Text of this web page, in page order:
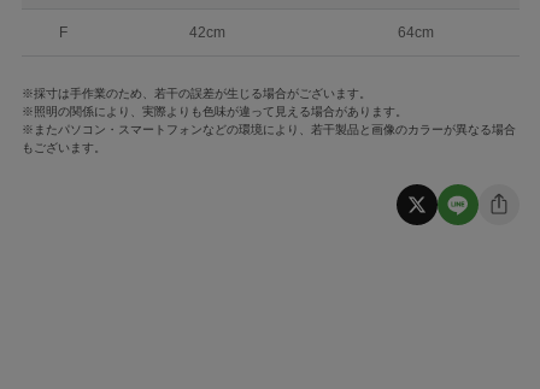
F 42cm 64cm
※採寸は手作業のため、若干の誤差が生じる場合がございます。
※照明の関係により、実際よりも色味が違って見える場合があります。
※またパソコン・スマートフォンなどの環境により、若干製品と画像のカラーが異なる場合
もございます。